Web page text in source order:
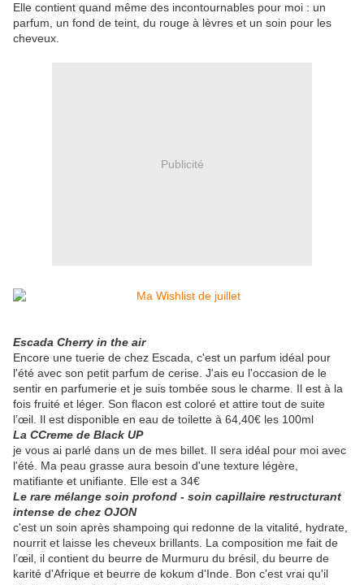
Elle contient quand même des incontournables pour moi : un
parfum, un fond de teint, du rouge à lèvres et un soin pour les
cheveux.
Publicité
Escada Cherry in the air
Encore une tuerie de chez Escada, c'est un parfum idéal pour
l'été avec son petit parfum de cerise. J'ais eu l'occasion de le
sentir en parfumerie et je suis tombée sous le charme. Il est à la
fois fruité et léger. Son flacon est coloré et attire tout de suite
l’œil. Il est disponible en eau de toilette à 64,40€ les 100ml
La CCreme de Black UP
je vous ai parlé dans un de mes billet. Il sera idéal pour moi avec
l'été. Ma peau grasse aura besoin d'une texture légère,
matifiante et unifiante. Elle est a 34€
Le rare mélange soin profond - soin capillaire restructurant
intense de chez OJON
c'est un soin après shampoing qui redonne de la vitalité, hydrate,
nourrit et laisse les cheveux brillants. La composition me fait de
l’œil, il contient du beurre de Murmuru du brésil, du beurre de
karité d'Afrique et beurre de kokum d'Inde. Bon c'est vrai qu'il